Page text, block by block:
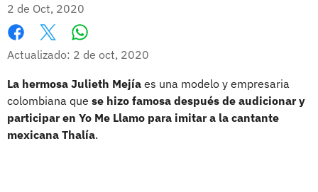
2 de Oct, 2020
Facebook
X
Actualizado: 2 de oct, 2020
La hermosa Julieth Mejía es una modelo y empresaria
colombiana que se hizo famosa después de audicionar y
participar en Yo Me Llamo para imitar a la cantante
mexicana Thalía.